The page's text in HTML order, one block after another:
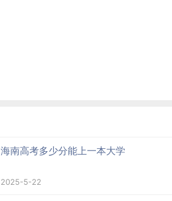
海南高考多少分能上一本大学
2025-5-22